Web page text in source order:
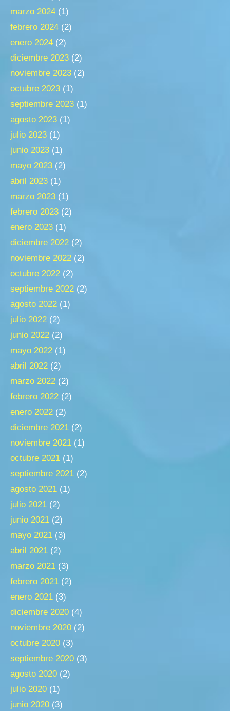
marzo 2024 (1)
febrero 2024 (2)
enero 2024 (2)
diciembre 2023 (2)
noviembre 2023 (2)
octubre 2023 (1)
septiembre 2023 (1)
agosto 2023 (1)
julio 2023 (1)
junio 2023 (1)
mayo 2023 (2)
abril 2023 (1)
marzo 2023 (1)
febrero 2023 (2)
enero 2023 (1)
diciembre 2022 (2)
noviembre 2022 (2)
octubre 2022 (2)
septiembre 2022 (2)
agosto 2022 (1)
julio 2022 (2)
junio 2022 (2)
mayo 2022 (1)
abril 2022 (2)
marzo 2022 (2)
febrero 2022 (2)
enero 2022 (2)
diciembre 2021 (2)
noviembre 2021 (1)
octubre 2021 (1)
septiembre 2021 (2)
agosto 2021 (1)
julio 2021 (2)
junio 2021 (2)
mayo 2021 (3)
abril 2021 (2)
marzo 2021 (3)
febrero 2021 (2)
enero 2021 (3)
diciembre 2020 (4)
noviembre 2020 (2)
octubre 2020 (3)
septiembre 2020 (3)
agosto 2020 (2)
julio 2020 (1)
junio 2020 (3)